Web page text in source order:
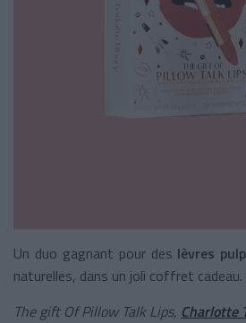
Un duo gagnant pour des lèvres
naturelles, dans un joli coffret cadeau.
The gift Of Pillow Talk Lips, Charlotte